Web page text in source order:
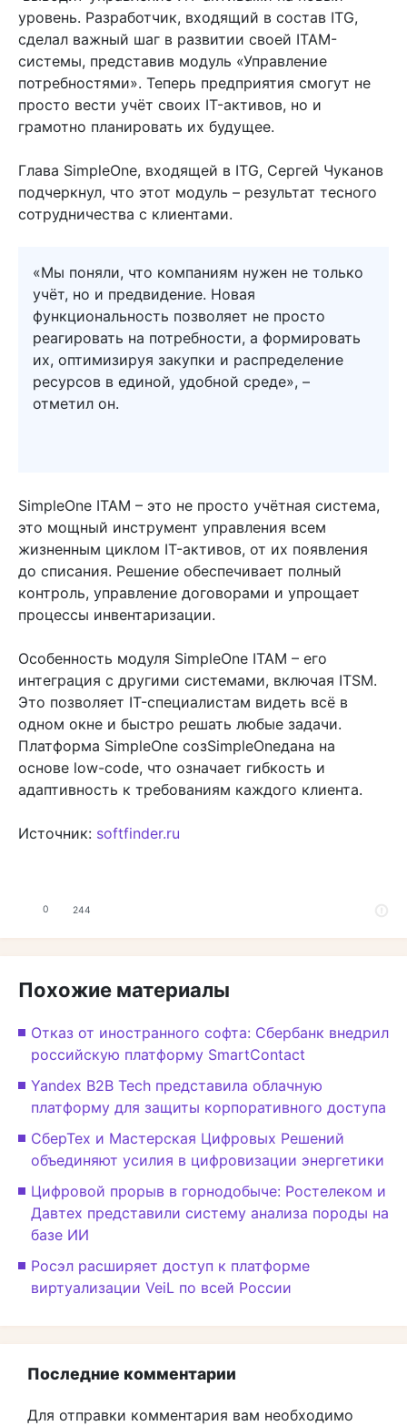
уровень. Разработчик, входящий в состав ITG,
сделал важный шаг в развитии своей ITAM-
системы, представив модуль «Управление
потребностями». Теперь предприятия смогут не
просто вести учёт своих IT-активов, но и
грамотно планировать их будущее.
Глава SimpleOne, входящей в ITG, Сергей Чуканов
подчеркнул, что этот модуль – результат тесного
сотрудничества с клиентами.
«Мы поняли, что компаниям нужен не только
учёт, но и предвидение. Новая
функциональность позволяет не просто
реагировать на потребности, а формировать
их, оптимизируя закупки и распределение
ресурсов в единой, удобной среде», –
отметил он.
SimpleOne ITAM – это не просто учётная система,
это мощный инструмент управления всем
жизненным циклом IT-активов, от их появления
до списания. Решение обеспечивает полный
контроль, управление договорами и упрощает
процессы инвентаризации.
Особенность модуля SimpleOne ITAM – его
интеграция с другими системами, включая ITSM.
Это позволяет IT-специалистам видеть всё в
одном окне и быстро решать любые задачи.
Платформа SimpleOne созSimpleOneдана на
основе low-code, что означает гибкость и
адаптивность к требованиям каждого клиента.
Источник: softfinder.ru
0 244
Похожие материалы
Отказ от иностранного софта: Сбербанк внедрил
российскую платформу SmartContact
Yandex B2B Tech представила облачную
платформу для защиты корпоративного доступа
СберТех и Мастерская Цифровых Решений
объединяют усилия в цифровизации энергетики
Цифровой прорыв в горнодобыче: Ростелеком и
Давтех представили систему анализа породы на
базе ИИ
Росэл расширяет доступ к платформе
виртуализации VeiL по всей России
Последние комментарии
Для отправки комментария вам необходимо